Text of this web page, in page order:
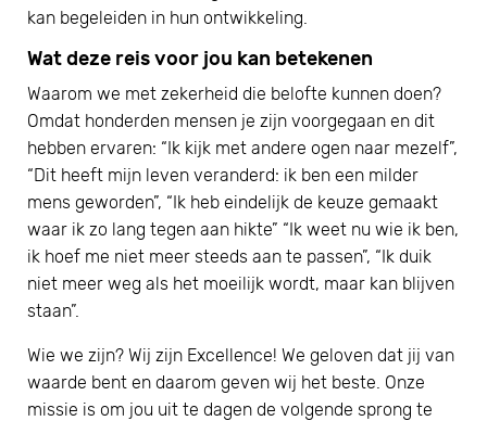
kan begeleiden in hun ontwikkeling.
Wat deze reis voor jou kan betekenen
Waarom we met zekerheid die belofte kunnen doen?
Omdat honderden mensen je zijn voorgegaan en dit
hebben ervaren: “Ik kijk met andere ogen naar mezelf”,
“Dit heeft mijn leven veranderd: ik ben een milder
mens geworden”, “Ik heb eindelijk de keuze gemaakt
waar ik zo lang tegen aan hikte” “Ik weet nu wie ik ben,
ik hoef me niet meer steeds aan te passen”, “Ik duik
niet meer weg als het moeilijk wordt, maar kan blijven
staan”.
Wie we zijn? Wij zijn Excellence! We geloven dat jij van
waarde bent en daarom geven wij het beste. Onze
missie is om jou uit te dagen de volgende sprong te